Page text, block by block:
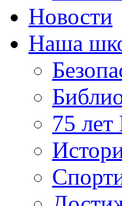
Новости
Наша
75